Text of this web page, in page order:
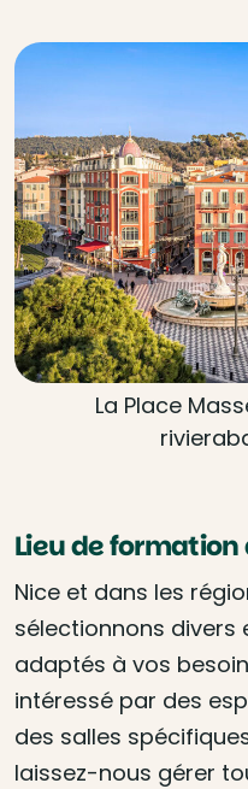
La Place
Lieu de formation
Nice et dans les
sélectionnons
adaptés à vos
intéressé par des
des salles
laissez-nous gérer